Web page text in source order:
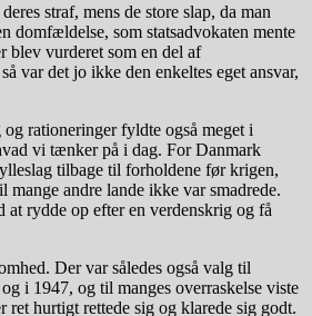
straf, mens de store slap, da man
domfældelse, som statsadvokaten mente
blev vurderet som en del af
var det jo ikke den enkeltes eget ansvar,
rationeringer fyldte også meget i
vi tænker på i dag. For Danmark
tilbage til forholdene før krigen,
andre lande ikke var smadrede.
at rydde op efter en verdenskrig og få
Der var således også valg til
i 1947, og til manges overraskelse viste
ret hurtigt rettede sig og klarede sig godt.